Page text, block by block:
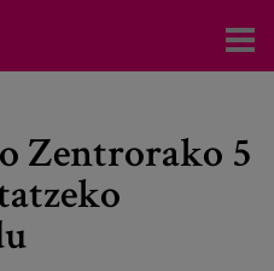
Zentrorako 5